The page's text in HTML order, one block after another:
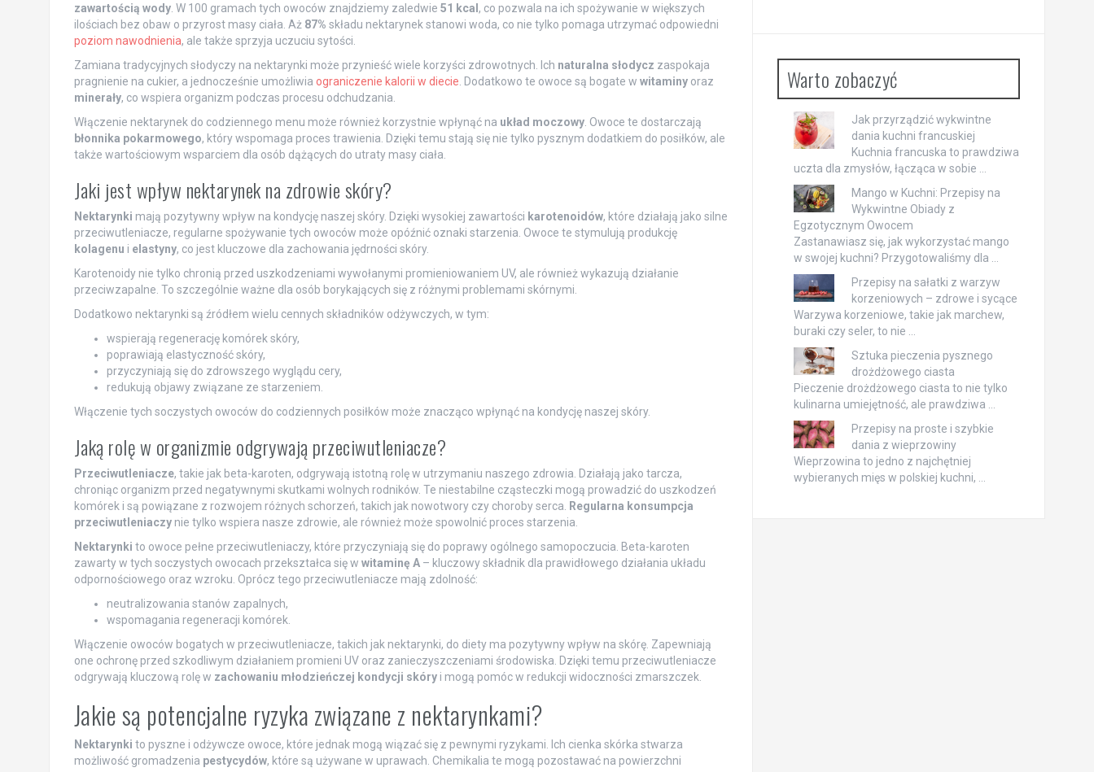
zawartością wody. W 100 gramach tych owoców znajdziemy zaledwie 51 kcal , co pozwala na ich spożywanie w większych
ilościach bez obaw o przyrost masy ciała. Aż 87% składu nektarynek stanowi woda, co nie tylko pomaga utrzymać odpowiedni
poziom nawodnienia, ale także sprzyja uczuciu sytości.
Zamiana tradycyjnych słodyczy na nektarynki może przynieść wiele korzyści zdrowotnych. Ich naturalna słodycz zaspokaja
pragnienie na cukier, a jednocześnie umożliwia ograniczenie kalorii w diecie. Dodatkowo te owoce są bogate w witaminyoraz
minerały, co wspiera organizm podczas procesu odchudzania.
Włączenie nektarynek do codziennego menu może również korzystnie wpłynąć na układ moczowy. Owoce te dostarczają
błonnika pokarmowego, który wspomaga proces trawienia. Dzięki temu stają się nie tylko pysznym dodatkiem do posiłków, ale
także wartościowym wsparciem dla osób dążących do utraty masy ciała.
Jaki jest wpływ nektarynek na zdrowie skóry?
Nektarynki mają pozytywny wpływ na kondycję naszej skóry. Dzięki wysokiej zawartości karotenoidów, które działają jako silne
przeciwutleniacze, regularne spożywanie tych owoców może opóźnić oznaki starzenia. Owoce te stymulują produkcję
kolagenu i elastyny, co jest kluczowe dla zachowania jędrności skóry.
Karotenoidy nie tylko chronią przed uszkodzeniami wywołanymi promieniowaniem UV, ale również wykazują działanie
przeciwzapalne. To szczególnie ważne dla osób borykających się z różnymi problemami skórnymi.
Dodatkowo nektarynki są źródłem wielu cennych składników odżywczych, w tym:
wspierają regenerację komórek skóry,
poprawiają elastyczność skóry,
przyczyniają się do zdrowszego wyglądu cery,
redukują objawy związane ze starzeniem.
Włączenie tych soczystych owoców do codziennych posiłków może znacząco wpłynąć na kondycję naszej skóry.
Jaką rolę w organizmie odgrywają przeciwutleniacze?
Przeciwutleniacze, takie jak beta-karoten, odgrywają istotną rolę w utrzymaniu naszego zdrowia. Działają jako tarcza,
chroniąc organizm przed negatywnymi skutkami wolnych rodników. Te niestabilne cząsteczki mogą prowadzić do uszkodzeń
komórek i są powiązane z rozwojem różnych schorzeń, takich jak nowotwory czy choroby serca. Regularna konsumpcja
przeciwutleniaczynie tylko wspiera nasze zdrowie, ale również może spowolnić proces starzenia.
Nektarynki to owoce pełne przeciwutleniaczy, które przyczyniają się do poprawy ogólnego samopoczucia. Beta-karoten
zawarty w tych soczystych owocach przekształca się w witaminę A– kluczowy składnik dla prawidłowego działania układu
odpornościowego oraz wzroku. Oprócz tego przeciwutleniacze mają zdolność:
neutralizowania stanów zapalnych,
wspomagania regeneracji komórek.
Włączenie owoców bogatych w przeciwutleniacze, takich jak nektarynki, do diety ma pozytywny wpływ na skórę. Zapewniają
one ochronę przed szkodliwym działaniem promieni UV oraz zanieczyszczeniami środowiska. Dzięki temu przeciwutleniacze
odgrywają kluczową rolę w zachowaniu młodzieńczej kondycji skóryi mogą pomóc w redukcji widoczności zmarszczek.
Jakie są potencjalne ryzyka związane z nektarynkami?
Nektarynki to pyszne i odżywcze owoce, które jednak mogą wiązać się z pewnymi ryzykami. Ich cienka skórka stwarza
możliwość gromadzenia pestycydów, które są używane w uprawach. Chemikalia te mogą pozostawać na powierzchni
Warto zobaczyć
Jak przyrządzić wykwintne
dania kuchni francuskiej
Kuchnia francuska to prawdziwa
uczta dla zmysłów, łącząca w sobie …
Mango w Kuchni: Przepisy na
Wykwintne Obiady z
Egzotycznym Owocem
Zastanawiasz się, jak wykorzystać mango
w swojej kuchni? Przygotowaliśmy dla …
Przepisy na sałatki z warzyw
korzeniowych – zdrowe i sycące
Warzywa korzeniowe, takie jak marchew,
buraki czy seler, to nie …
Sztuka pieczenia pysznego
drożdżowego ciasta
Pieczenie drożdżowego ciasta to nie tylko
kulinarna umiejętność, ale prawdziwa …
Przepisy na proste i szybkie
dania z wieprzowiny
Wieprzowina to jedno z najchętniej
wybieranych mięs w polskiej kuchni, …